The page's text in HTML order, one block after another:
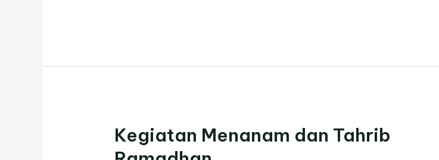
Kegiatan Menanam dan Tahrib
Kegiatan
Menanam